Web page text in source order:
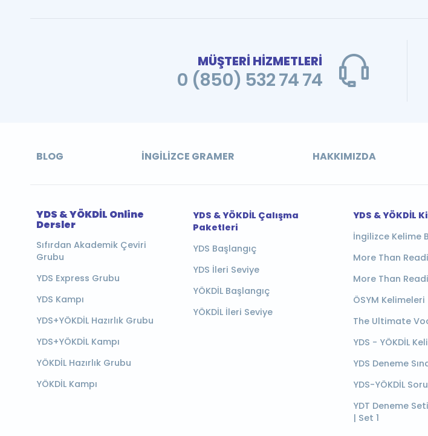
MÜŞTERİ HİZMETLERİ
0 (850) 532 74 74
BLOG İNGILIZCE GRAMER HAKKIMIZDA
YDS & YÖKDİL Online
Dersler
Sıfırdan Akademik Çeviri
Grubu
YDS Express Grubu
YDS Kampı
YDS+YÖKDİL Hazırlık Grubu
YDS+YÖKDİL Kampı
YÖKDİL Hazırlık Grubu
YÖKDİL Kampı
YDS & YÖKDİL Çalışma
Paketleri
YDS Başlangıç
YDS İleri Seviye
YÖKDİL Başlangıç
YÖKDİL İleri Seviye
YDS & YÖKDİL
İngilizce Kelime
More Than
More Than
ÖSYM Kelimeleri
The Ultimate
YDS - YÖKDİL
YDS Deneme
YDS-YÖKDİL
YDT Deneme
| Set 1